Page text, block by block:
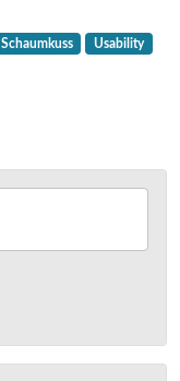
Schaumkuss Usability